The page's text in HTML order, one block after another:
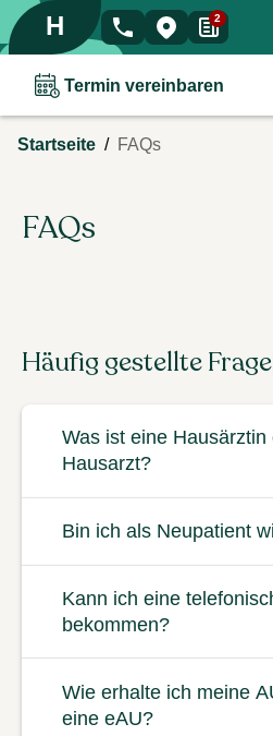
H 2
Termin vereinbaren
Startseite / FAQs
FAQs
Häufig gestellte
Was ist eine Hausärztin
Hausarzt?
Bin ich als Neupatient
Kann ich eine
bekommen?
Wie erhalte ich meine
eine eAU?